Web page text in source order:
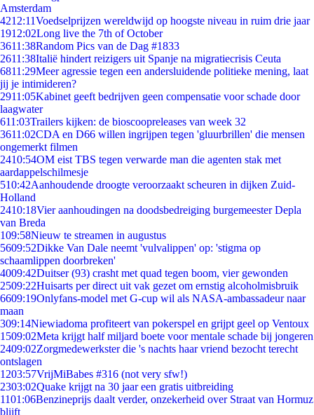
Amsterdam
4212:11Voedselprijzen wereldwijd op hoogste niveau in ruim drie jaar
1912:02Long live the 7th of October
3611:38Random Pics van de Dag #1833
2611:38Italië hindert reizigers uit Spanje na migratiecrisis Ceuta
6811:29Meer agressie tegen een andersluidende politieke mening, laat
jij je intimideren?
2911:05Kabinet geeft bedrijven geen compensatie voor schade door
laagwater
611:03Trailers kijken: de bioscoopreleases van week 32
3611:02CDA en D66 willen ingrijpen tegen 'gluurbrillen' die mensen
ongemerkt filmen
2410:54OM eist TBS tegen verwarde man die agenten stak met
aardappelschilmesje
510:42Aanhoudende droogte veroorzaakt scheuren in dijken Zuid-
Holland
2410:18Vier aanhoudingen na doodsbedreiging burgemeester Depla
van Breda
109:58Nieuw te streamen in augustus
5609:52Dikke Van Dale neemt 'vulvalippen' op: 'stigma op
schaamlippen doorbreken'
4009:42Duitser (93) crasht met quad tegen boom, vier gewonden
2509:22Huisarts per direct uit vak gezet om ernstig alcoholmisbruik
6609:19Onlyfans-model met G-cup wil als NASA-ambassadeur naar
maan
309:14Niewiadoma profiteert van pokerspel en grijpt geel op Ventoux
1509:02Meta krijgt half miljard boete voor mentale schade bij jongeren
2409:02Zorgmedewerkster die 's nachts haar vriend bezocht terecht
ontslagen
1203:57VrijMiBabes #316 (not very sfw!)
2303:02Quake krijgt na 30 jaar een gratis uitbreiding
1101:06Benzineprijs daalt verder, onzekerheid over Straat van Hormuz
blijft